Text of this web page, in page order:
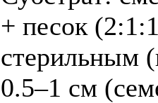
+ песок
стерильным
0.5–1 см